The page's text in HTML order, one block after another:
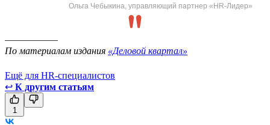
Ольга Чебыкина, управляющий партнер «HR-Лидер»
По материалам издания «Деловой квартал»
Ещё для HR-специалистов
↩ К другим статьям
1